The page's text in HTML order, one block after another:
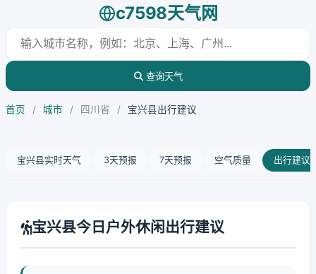
c7598天气网
查询天气
首页 / 城市 / 四川省 / 宝兴县出行建议
宝兴县实时天气 3天预报 7天预报 空气质量 出行建议
宝兴县今日户外休闲出行建议